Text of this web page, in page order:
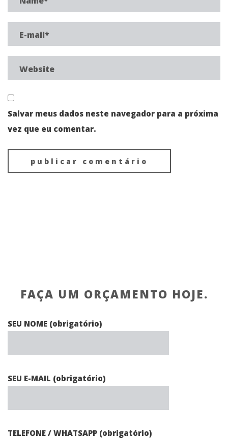
Salvar meus dados neste navegador para a próxima
vez que eu comentar.
FAÇA UM ORÇAMENTO HOJE.
SEU NOME (obrigatório)
SEU E-MAIL (obrigatório)
TELEFONE / WHATSAPP (obrigatório)